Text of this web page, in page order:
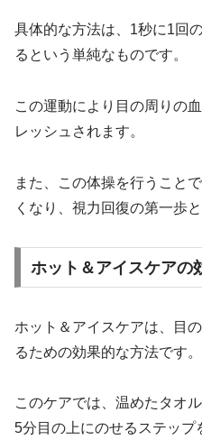
具体的な方法は、1秒に1回
るという単純なものです。
この運動により目の周りの
レッシュされます。
また、この体操を行うこと
くなり、視力回復の第一歩
ホット＆アイスケアの
ホット＆アイスケアは、目
るための効果的な方法です。
このケアでは、温めたタオ
5分目の上にのせるステップ